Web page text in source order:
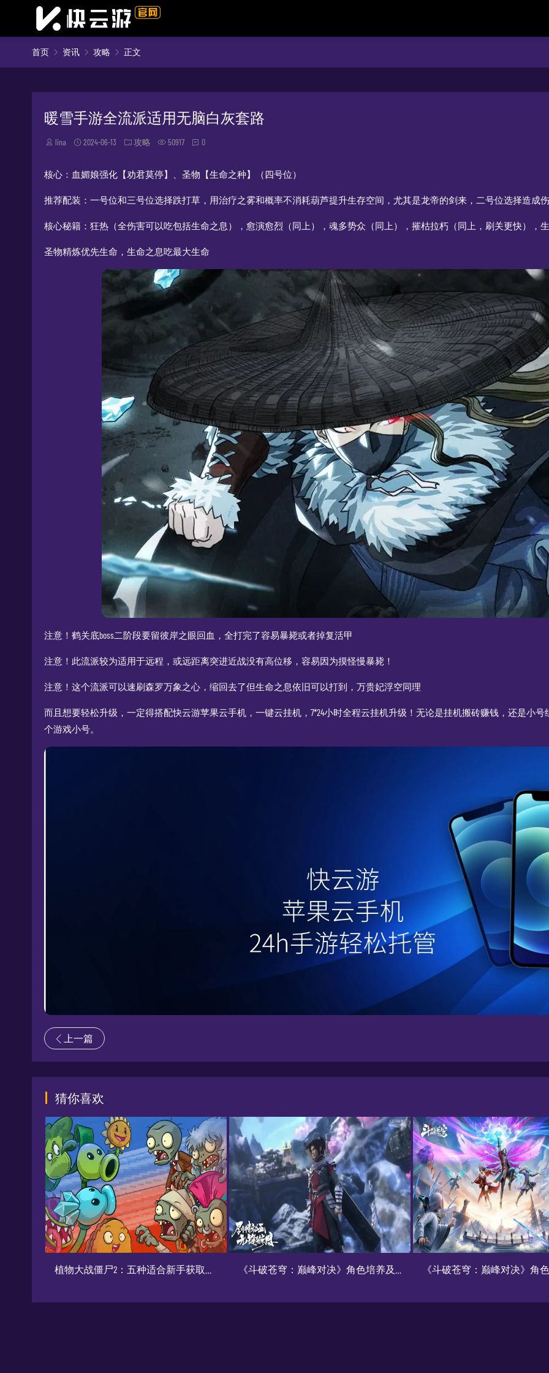
首页 资讯 攻略 正文
暖雪手游全流派适用无脑白灰套路
lina 2024-06-13 攻略 50917 0
核心：血媚娘强化【劝君莫停】、圣物【生命之种】（四号位）
推荐配装：一号位和三号位选择跌打草，用治疗之雾和概率不消耗葫芦提升生存空间，尤其是龙帝的剑来，二号位选择造成
核心秘籍：狂热（全伤害可以吃包括生命之息），愈演愈烈（同上），魂多势众（同上），摧枯拉朽（同上，刷关更快），
圣物精炼优先生命，生命之息吃最大生命
注意！鹤关底boss二阶段要留彼岸之眼回血，全打完了容易暴毙或者掉复活甲
注意！此流派较为适用于远程，或远距离突进近战没有高位移，容易因为摸怪慢暴毙！
注意！这个流派可以速刷森罗万象之心，缩回去了但生命之息依旧可以打到，万贵妃浮空同理
而且想要轻松升级，一定得搭配快云游苹果云手机，一键云挂机，7*24小时全程云挂机升级！无论是挂机搬砖赚钱，还是小
个游戏小号。
上一篇
猜你喜欢
暖雪手游全流派适用